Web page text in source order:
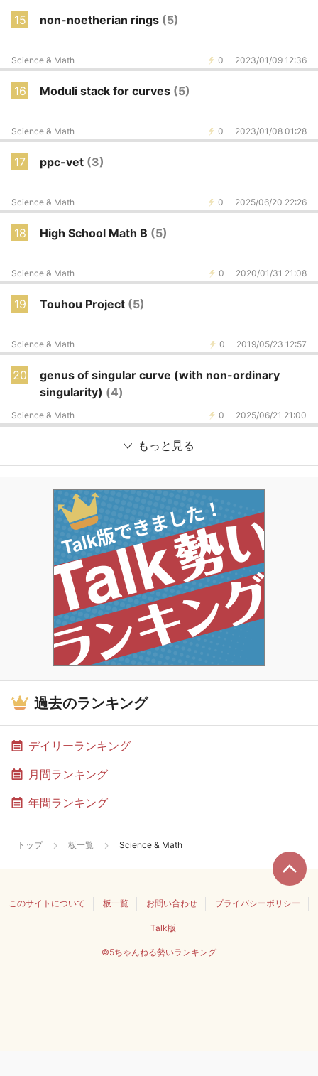
15 non-noetherian rings (5)
0 2023/01/09 12:36
Science & Math
16 Moduli stack for curves (5)
0 2023/01/08 01:28
Science & Math
17 ppc-vet (3)
0 2025/06/20 22:26
Science & Math
18 High School Math B (5)
0 2020/01/31 21:08
Science & Math
19 Touhou Project (5)
0 2019/05/23 12:57
Science & Math
20
genus of singular curve (with non-ordinary
singularity) (4)
0 2025/06/21 21:00
Science & Math
もっと見る
過去のランキング
デイリーランキング
月間ランキング
年間ランキング
トップ 板一覧 Science & Math
このサイトについて 板一覧 お問い合わせ プライバシーポリシー
Talk版
©5ちゃんねる勢いランキング